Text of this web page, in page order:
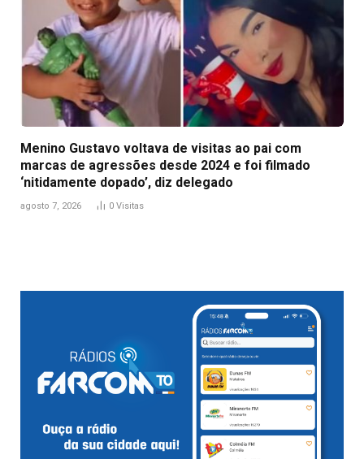
Menino Gustavo voltava de visitas ao pai com
marcas de agressões desde 2024 e foi filmado
‘nitidamente dopado’, diz delegado
agosto 7, 2026 0 Visitas